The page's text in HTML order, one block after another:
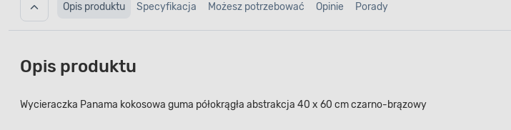
Opis produktu Specyfikacja Możesz potrzebować Opinie Porady
Opis produktu
Wycieraczka Panama kokosowa guma półokrągła abstrakcja 40 x 60 cm czarno-brązowy